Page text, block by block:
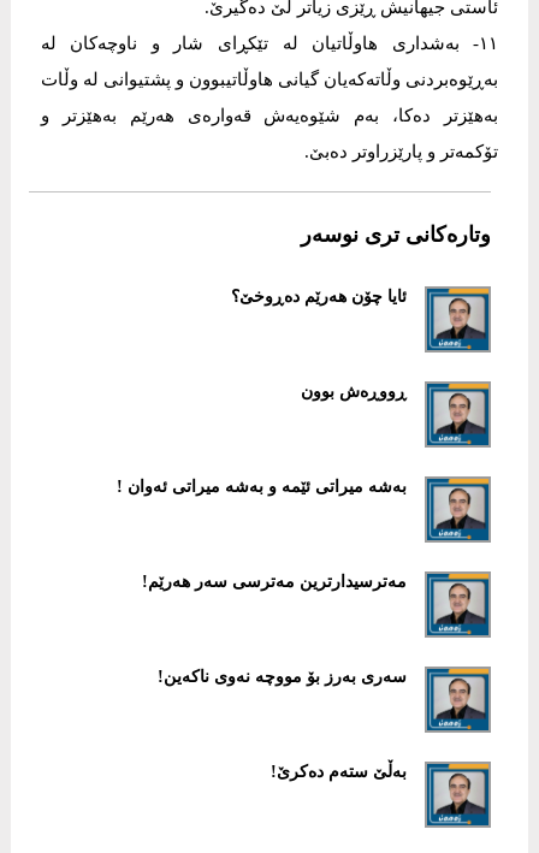
ئاستی جیهانیش ڕێزی زیاتر لێ دەگیرێ.
١١- بەشداری هاوڵاتیان لە تێکڕای شار و ناوچەکان لە
بەڕێوەبردنی وڵاتەکەیان گیانی هاوڵاتیبوون و پشتیوانی لە وڵات
بەهێزتر دەکا، بەم شێوەیەش قەوارەی هەرێم بەهێزتر و
تۆکمەتر و پارێزراوتر دەبێ.
وتارەکانی تری نوسەر
ئايا چۆن هەرێم دەڕوخێ؟
ڕووڕەش بوون
بەشە میراتی ئێمە و بەشه‌ میراتی ئەوان !
مەترسیدارترین مەترسی سەر هەرێم!
سەری بەرز بۆ مووچە نەوی ناکەین!
بەڵێ ستەم دەکرێ!